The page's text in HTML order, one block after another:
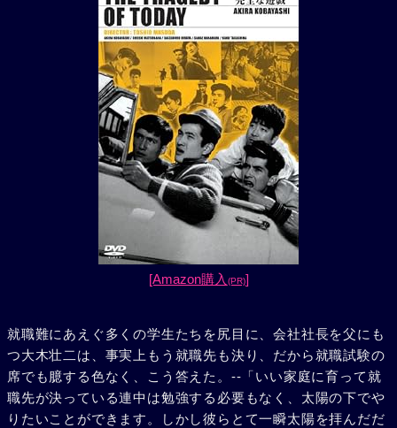
[Amazon購入 (PR)]
就職難にあえぐ多くの学生たちを尻目に、会社社長を父にも
つ大木壮二は、事実上もう就職先も決り、だから就職試験の
席でも臆する色なく、こう答えた。--「いい家庭に育って就
職先が決っている連中は勉強する必要もなく、太陽の下でや
りたいことができます。しかし彼らとて一瞬太陽を拝んだだ